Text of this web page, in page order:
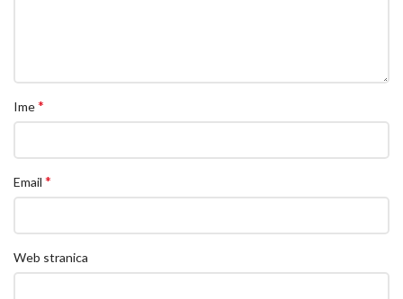
Ime*
Email *
Web stranica